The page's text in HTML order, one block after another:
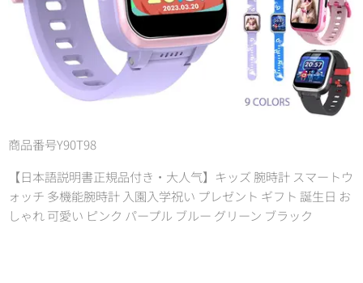
商品番号Y90T98
【日本語説明書正規品付き・大人气】キッズ 腕時計 スマートウ
ォッチ 多機能腕時計 入園入学祝い プレゼント ギフト 誕生日 お
しゃれ 可愛い ピンク パープル ブルー グリーン ブラック